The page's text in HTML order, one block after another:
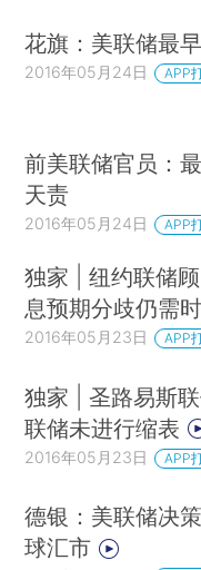
花旗：美联储最
2016年05月24日 APP
前美联储官员：
天责
2016年05月24日 APP
独家 | 纽约联储
息预期分歧仍需
2016年05月23日 APP
独家 | 圣路易斯
联储未进行缩表
2016年05月23日 APP
德银：美联储决
球汇市